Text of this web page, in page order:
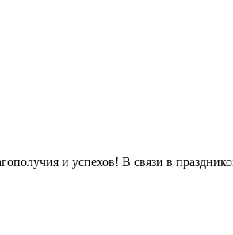
и успехов! В связи в